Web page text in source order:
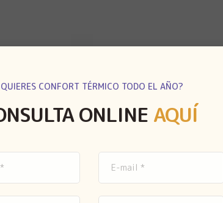
CONFORT TÉRMICO TODO EL AÑO?
ONLINE AQUÍ